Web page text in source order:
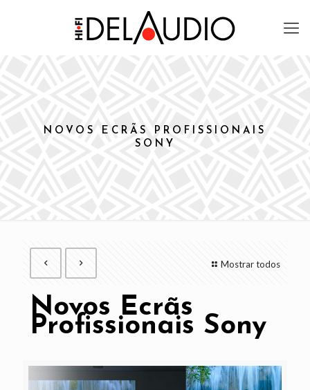
NOVOS ECRÃS PROFISSIONAIS
SONY
Mostrar todos
Novos Ecrãs
Profissionais Sony